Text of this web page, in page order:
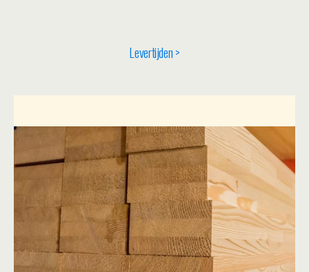
Levertijden >